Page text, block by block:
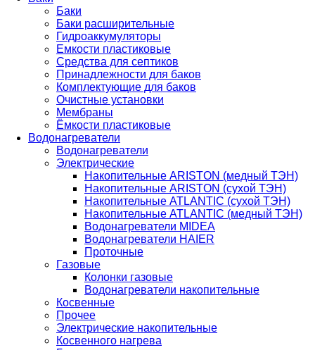
Баки
Баки расширительные
Гидроаккумуляторы
Емкости пластиковые
Средства для септиков
Принадлежности для баков
Комплектующие для баков
Очистные установки
Мембраны
Ёмкости пластиковые
Водонагреватели
Водонагреватели
Электрические
Накопительные ARISTON (медный ТЭН)
Накопительные ARISTON (сухой ТЭН)
Накопительные ATLANTIC (сухой ТЭН)
Накопительные ATLANTIC (медный ТЭН)
Водонагреватели MIDEA
Водонагреватели HAIER
Проточные
Газовые
Колонки газовые
Водонагреватели накопительные
Косвенные
Прочее
Электрические накопительные
Косвенного нагрева